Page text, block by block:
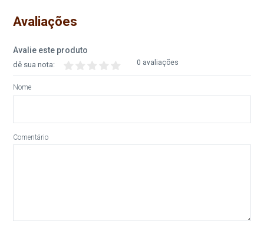
Avaliações
Avalie este produto
0 avaliações
dê sua nota:
Nome
Comentário